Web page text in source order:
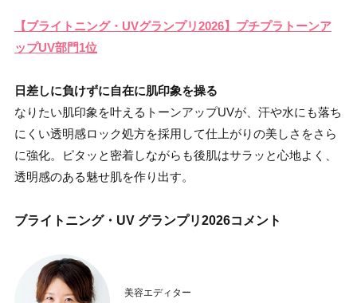
【ブライトニング・UVグランプリ2026】プチプラトーンア
ップUV部門1位
日差しに負けずに自在に肌印象を操る
なりたい肌印象を叶えるトーンアップUVが、汗や水にも落ち
にくい透明感ロック処方を採用して仕上がりの美しさをさら
に強化。ピタッと密着しながらも後肌はサラッと心地よく、
透明感のある魅せ肌を作り出す。
ブライトニング・UV グランプリ2026コメント
美容エディター